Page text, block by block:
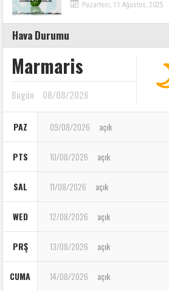
Pazartesi, 11 Ağustos, 2025
Hava Durumu
Marmaris
Bugün 08/08/2026
PAZ 09/08/2026 açık
PTS 10/08/2026 açık
SAL 11/08/2026 açık
WED 12/08/2026 açık
PRŞ 13/08/2026 açık
CUMA 14/08/2026 açık